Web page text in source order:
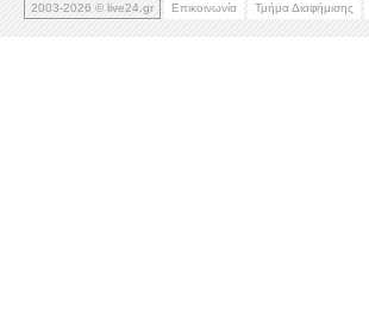
2003-2026 © live24.gr
Επικοινωνία Τμήμα Διαφήμισης